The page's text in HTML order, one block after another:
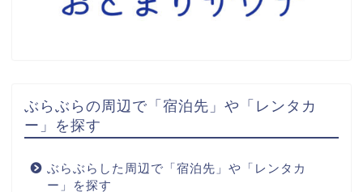
ぶらぶらの周辺で「宿泊先」や「レンタカ
ー」を探す
ぶらぶらした周辺で「宿泊先」や「レンタカ
ー」を探す